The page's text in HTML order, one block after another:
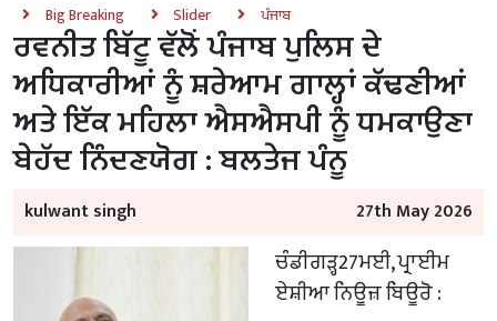
Big Breaking Slider ਪੰਜਾਬ
ਰਵਨੀਤ ਬਿੱਟੂ ਵੱਲੋਂ ਪੰਜਾਬ ਪੁਲਿਸ ਦੇ
ਅਧਿਕਾਰੀਆਂ ਨੂੰ ਸ਼ਰੇਆਮ ਗਾਲ੍ਹਾਂ ਕੱਢਣੀਆਂ
ਅਤੇ ਇੱਕ ਮਹਿਲਾ ਐਸਐਸਪੀ ਨੂੰ ਧਮਕਾਉਣਾ
ਬੇਹੱਦ ਨਿੰਦਣਯੋਗ : ਬਲਤੇਜ ਪੰਨੂ
kulwant singh 27th May 2026
ਚੰਡੀਗੜ੍ਹ27ਮਈ, ਪ੍ਰਾਈਮ
ਏਸ਼ੀਆ ਨਿਊਜ਼ ਬਿਊਰੋ :